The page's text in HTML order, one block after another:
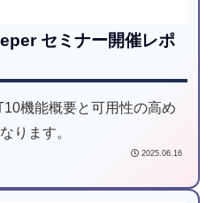
セミナー開催レポ
機能概要と可用性の高め
ります。
2025.06.16